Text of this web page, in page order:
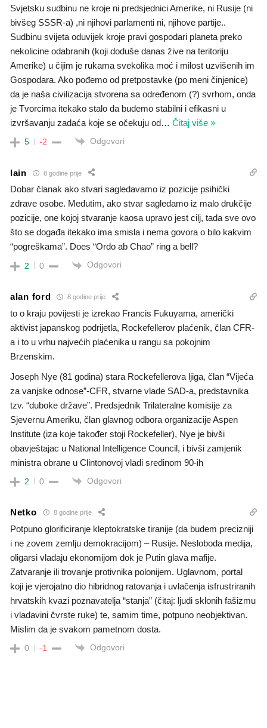
Svjetsku sudbinu ne kroje ni predsjednici Amerike, ni Rusije (ni
bivšeg SSSR-a) ,ni njihovi parlamenti ni, njihove partije..
Sudbinu svijeta oduvijek kroje pravi gospodari planeta preko
nekolicine odabranih (koji doduše danas žive na teritoriju
Amerike) u čijim je rukama svekolika moć i milost uzvišenih im
Gospodara. Ako pođemo od pretpostavke (po meni činjenice)
da je naša civilizacija stvorena sa određenom (?) svrhom, onda
je Tvorcima itekako stalo da budemo stabilni i efikasni u
izvršavanju zadaća koje se očekuju od… Čitaj više »
5 -2 Odgovori
Iain 8 godine prije
Dobar članak ako stvari sagledavamo iz pozicije psihički
zdrave osobe. Međutim, ako stvar sagledamo iz malo drukčije
pozicije, one kojoj stvaranje kaosa upravo jest cilj, tada sve ovo
što se događa itekako ima smisla i nema govora o bilo kakvim
“pogreškama”. Does “Ordo ab Chao” ring a bell?
2 0 Odgovori
alan ford 8 godine prije
to o kraju povijesti je izrekao Francis Fukuyama, američki
aktivist japanskog podrijetla, Rockefellerov plaćenik, član CFR-
a i to u vrhu najvećih plaćenika u rangu sa pokojnim
Brzenskim.
Joseph Nye (81 godina) stara Rockefellerova ljiga, član “Vijeća
za vanjske odnose”-CFR, stvarne vlade SAD-a, predstavnika
tzv. “duboke države”. Predsjednik Trilateralne komisije za
Sjevernu Ameriku, član glavnog odbora organizacije Aspen
Institute (iza koje također stoji Rockefeller), Nye je bivši
obavještajac u National Intelligence Council, i bivši zamjenik
ministra obrane u Clintonovoj vladi sredinom 90-ih
2 0 Odgovori
Netko 8 godine prije
Potpuno glorificiranje kleptokratske tiranije (da budem precizniji
i ne zovem zemlju demokracijom) – Rusije. Nesloboda medija,
oligarsi vladaju ekonomijom dok je Putin glava mafije.
Zatvaranje ili trovanje protivnika polonijem. Uglavnom, portal
koji je vjerojatno dio hibridnog ratovanja i uvlačenja isfrustriranih
hrvatskih kvazi poznavatelja “stanja” (čitaj: ljudi sklonih fašizmu
i vladavini čvrste ruke) te, samim time, potpuno neobjektivan.
Mislim da je svakom pametnom dosta.
0 -1 Odgovori